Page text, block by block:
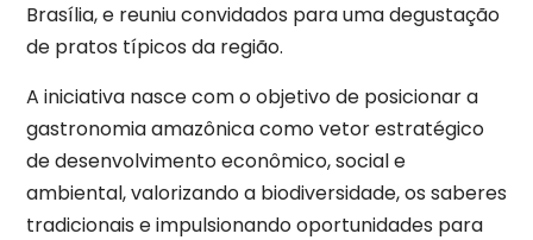
Brasília, e reuniu convidados para uma degustação
de pratos típicos da região.
A iniciativa nasce com o objetivo de posicionar a
gastronomia amazônica como vetor estratégico
de desenvolvimento econômico, social e
ambiental, valorizando a biodiversidade, os saberes
tradicionais e impulsionando oportunidades para